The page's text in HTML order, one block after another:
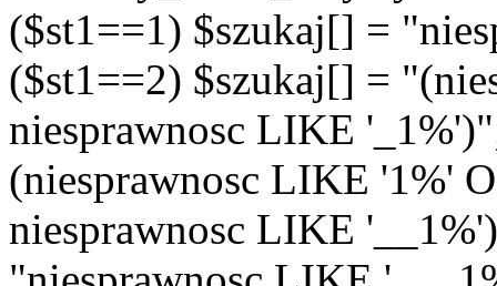
($st1==1) $szukaj[] =
($st1==2) $szukaj[] =
niesprawnosc LIKE
(niesprawnosc LIKE '1%'
niesprawnosc LIKE